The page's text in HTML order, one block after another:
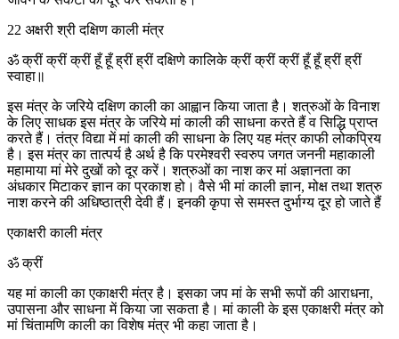
22 अक्षरी श्री दक्षिण काली मंत्र
ॐ क्रीं क्रीं क्रीं हूँ हूँ ह्रीं ह्रीं दक्षिणे कालिके क्रीं क्रीं क्रीं हूँ हूँ ह्रीं ह्रीं
स्वाहा॥
इस मंत्र के जरिये दक्षिण काली का आह्वान किया जाता है। शत्रुओं के विनाश
के लिए साधक इस मंत्र के जरिये मां काली की साधना करते हैं व सिद्धि प्राप्त
करते हैं। तंत्र विद्या में मां काली की साधना के लिए यह मंत्र काफी लोकप्रिय
है। इस मंत्र का तात्पर्य है अर्थ है कि परमेश्वरी स्वरुप जगत जननी महाकाली
महामाया मां मेरे दुखों को दूर करें। शत्रुओं का नाश कर मां अज्ञानता का
अंधकार मिटाकर ज्ञान का प्रकाश हो। वैसे भी मां काली ज्ञान, मोक्ष तथा शत्रु
नाश करने की अधिष्ठात्री देवी हैं। इनकी कृपा से समस्त दुर्भाग्य दूर हो जाते हैं
एकाक्षरी काली मंत्र
ॐ क्रीं
यह मां काली का एकाक्षरी मंत्र है। इसका जप मां के सभी रूपों की आराधना,
उपासना और साधना में किया जा सकता है। मां काली के इस एकाक्षरी मंत्र को
मां चिंतामणि काली का विशेष मंत्र भी कहा जाता है।